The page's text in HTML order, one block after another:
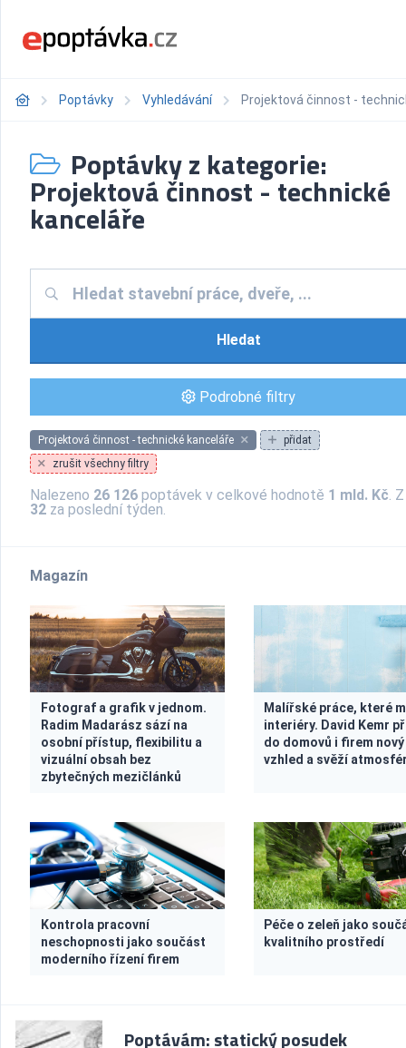
Poptávky Vyhledávání Projektová činnost -
Poptávky z kategorie:
Projektová činnost - technické
kanceláře
Hledat
Podrobné filtry
Projektová činnost - technické kanceláře
přidat
zrušit všechny filtry
Nalezeno 26 126 poptávek v celkové hodnotě 1 mld. Kč.
32 za poslední týden.
Magazín
Fotograf a grafik v jednom.
Radim Madarász sází na
osobní přístup, flexibilitu a
vizuální obsah bez
zbytečných mezičlánků
Malířské práce, které
interiéry. David Kemr
do domovů i firem nový
vzhled a svěží
Kontrola pracovní
neschopnosti jako součást
moderního řízení firem
Péče o zeleň jako
kvalitního prostředí
Poptávám: statický posudek